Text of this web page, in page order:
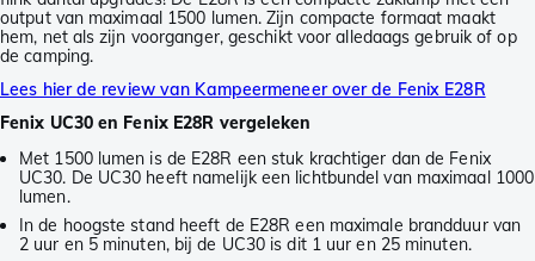
output van maximaal 1500 lumen. Zijn compacte formaat maakt
hem, net als zijn voorganger, geschikt voor alledaags gebruik of op
de camping.
Lees hier de review van Kampeermeneer over de Fenix E28R
Fenix UC30 en Fenix E28R vergeleken
Met 1500 lumen is de E28R een stuk krachtiger dan de Fenix
UC30. De UC30 heeft namelijk een lichtbundel van maximaal 1000
lumen.
In de hoogste stand heeft de E28R een maximale brandduur van
2 uur en 5 minuten, bij de UC30 is dit 1 uur en 25 minuten.